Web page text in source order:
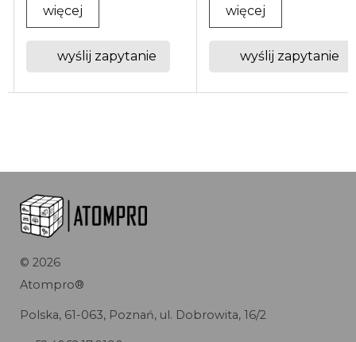
więcej
wyślij zapytanie
więcej
wyślij zapytanie
© 2026
Atompro®
Polska, 61-063, Poznań, ul. Dobrowita, 16/2